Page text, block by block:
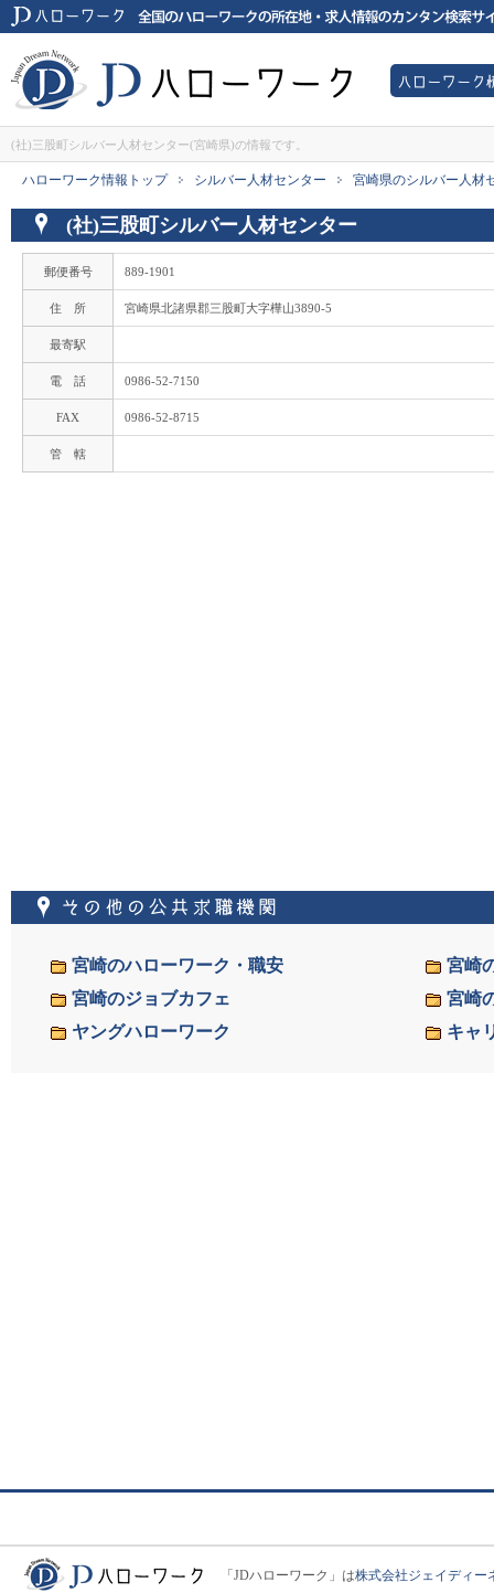
(社)三股町シルバー人材センター(宮崎県)の情報です。
ハローワーク情報トップ
シルバー人材センター
宮崎県のシルバー人材
(社)三股町シルバー人材センター
郵便番号 889-1901
住 所 宮崎県北諸県郡三股町大字樺山3890-5
最寄駅
電 話 0986-52-7150
FAX 0986-52-8715
管 轄
宮崎のハローワーク・職安
宮崎
宮崎のジョブカフェ
宮崎
ヤングハローワーク
キャ
「JDハローワーク」は株式会社ジェイディー